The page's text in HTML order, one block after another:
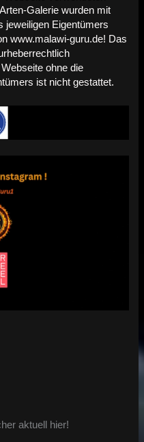
Galerie wurden mit
jeweiligen Eigentümers
www.malawi-guru.de! Das
ohne die
ist nicht gestattet.
aktuell hier!